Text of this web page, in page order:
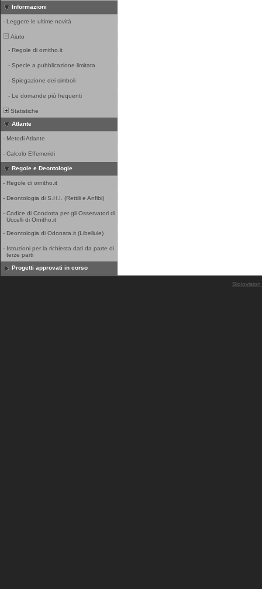
Informazioni
- Leggere le ultime novità
Aiuto
- Regole di ornitho.it
- Specie a pubblicazione limitata
- Spiegazione dei simboli
- Le domande più frequenti
Statistiche
Atlante
- Metodi Atlante
- Calcolo Effemeridi
Regole e Deontologie
- Regole di ornitho.it
- Deontologia di S.H.I. (Rettili e Anfibi)
- Codice di Condotta per gli Osservatori di
Uccelli di Ornitho.it
- Deontologia di Odonata.it (Libellule)
- Istruzioni per la richiesta dati da parte di
terze parti
Progetti approvati in corso
Biolovision